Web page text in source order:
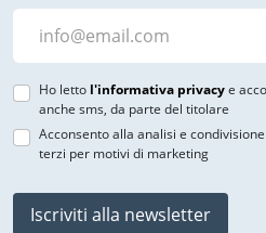
Ho letto l'informativa privacye
anche sms, da parte del titolare
Acconsento alla analisi e
terzi per motivi di marketing
Iscriviti alla newsletter